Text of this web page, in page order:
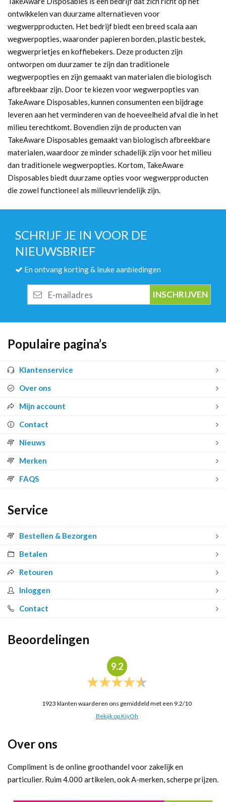
ontwikkelen van duurzame alternatieven voor
wegwerpproducten. Het bedrijf biedt een breed scala aan
wegwerpopties, waaronder papieren borden, plastic bestek,
wegwerprietjes en koffiebekers. Deze producten zijn
ontworpen om duurzamer te zijn dan traditionele
wegwerpopties en zijn gemaakt van materialen die biologisch
afbreekbaar zijn. Door te kiezen voor wegwerpopties van
TakeAware Disposables, kunnen consumenten een bijdrage
leveren aan het verminderen van de hoeveelheid afval die in het
milieu terechtkomt. Bovendien zijn de producten van
TakeAware Disposables gemaakt van biologisch afbreekbare
materialen, waardoor ze minder schadelijk zijn voor het milieu
dan traditionele wegwerpopties. Kortom, TakeAware
Disposables biedt duurzame opties voor wegwerpproducten
die zowel functioneel als milieuvriendelijk zijn.
SCHRIJF JE IN VOOR DE
NIEUWSBRIEF
En ontvang korting & leuke aanbiedingen
mailadres
Populaire pagina’s
Klantenservice
Over ons
Mijn account
Contact
Nieuws
Merken
FAQS
Service
Bestellen & Bezorgen
Betalen
Retouren
Inloggen
Contact
Beoordelingen
9.2
1923 klanten waarderen ons gemiddeld met een 9.2/10
Bekijk op KiyOh
Over ons
Compliment is de online groothandel voor zakelijk en
particulier. Ruim 4.000 artikelen, ook A-merken, scherpe prijzen.